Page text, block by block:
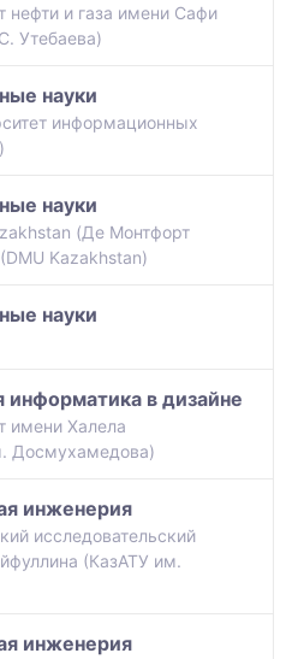
нефти и газа имени Сафи
Утебаева)
науки
информационных
науки
(Де Монтфорт
Kazakhstan)
науки
в дизайне
имени Халела
Досмухамедова)
инженерия
исследовательский
(КазАТУ им.
инженерия